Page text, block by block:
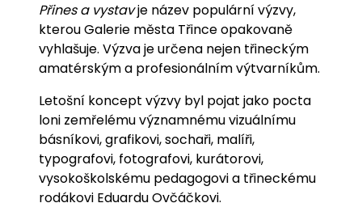
Přines a vystavje název populární výzvy,
kterou Galerie města Třince opakovaně
vyhlašuje. Výzva je určena nejen třineckým
amatérským a profesionálním výtvarníkům.
Letošní koncept výzvy byl pojat jako pocta
loni zemřelému významnému vizuálnímu
básníkovi, grafikovi, sochaři, malíři,
typografovi, fotografovi, kurátorovi,
vysokoškolskému pedagogovi a třineckému
rodákovi Eduardu Ovčáčkovi.